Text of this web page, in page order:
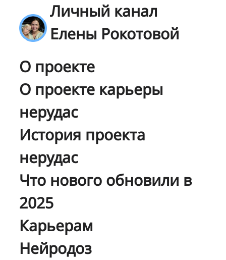
Личный канал
Елены Рокотовой
О проекте
О проекте карьеры
нерудас
История проекта
нерудас
Что нового обновили в
2025
Карьерам
Нейродоз